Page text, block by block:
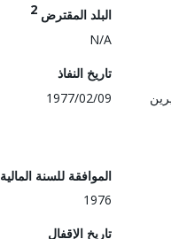
البلد المقترض 2
N/A
تاريخ النفاذ
1977/02/09
الموافقة للسنة المالية
1976
تاريخ الإقفال